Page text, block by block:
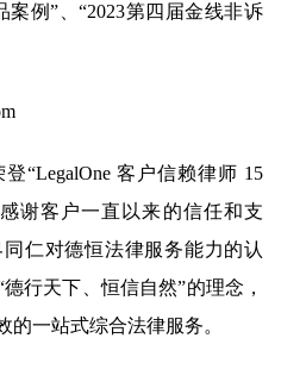
例”、“2023第四届金线非诉
“LegalOne 客户信赖律师 15
谢客户一直以来的信任和支
仁对德恒法律服务能力的认
行天下、恒信自然”的理念，
的一站式综合法律服务。